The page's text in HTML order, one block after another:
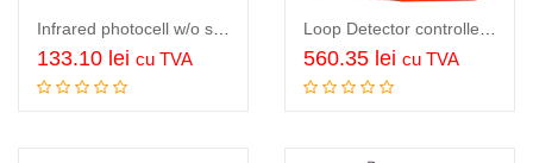
Citeste mai mult
133.10 lei cu TVA
Adauga in cos
560.35 lei cu TVA